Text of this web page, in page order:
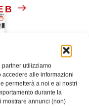
partner utilizziamo
accedere alle informazioni
permetterà a noi e ai nostri
durante la
mostrare annunci (non)